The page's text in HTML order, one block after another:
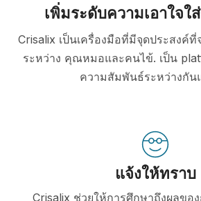
เพิ่มระดับความเอาใจใ
Crisalix เป็นเครื่องมือที่มีจุดประสงค์
ระหว่าง คุณหมอและคนไข้. เป็น
ความสัมพันธ์ระหว่างกัน
แจ้งให้ทราบ
Crisalix ช่วยให้การศึกษาถึงผลขอ